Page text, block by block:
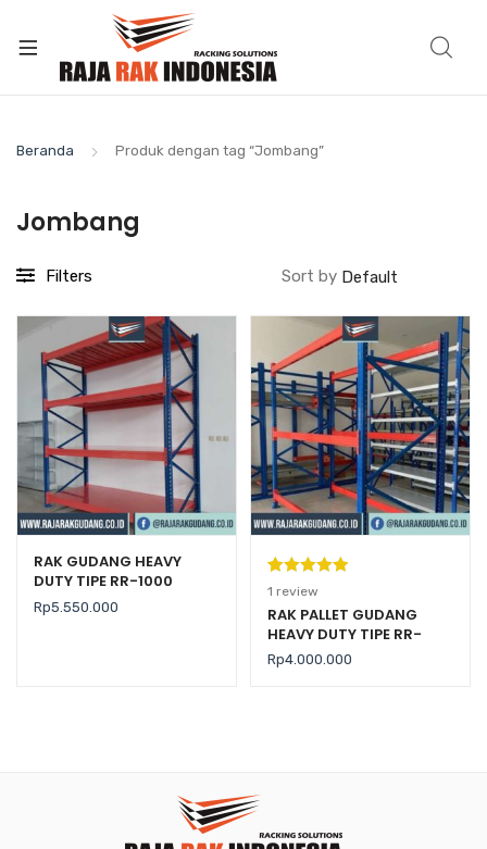
Beranda Produk dengan tag “Jombang”
Jombang
Filters Sort by
RAK GUDANG HEAVY
DUTY TIPE RR-1000
Rp5.550.000
Peringkat
5.00dari 5
berdasarka
n
1
penilaian
1 review
RAK PALLET GUDANG
HEAVY DUTY TIPE RR-
2000 KAPASITAS 2 TON /
LEVEL
Rp4.000.000